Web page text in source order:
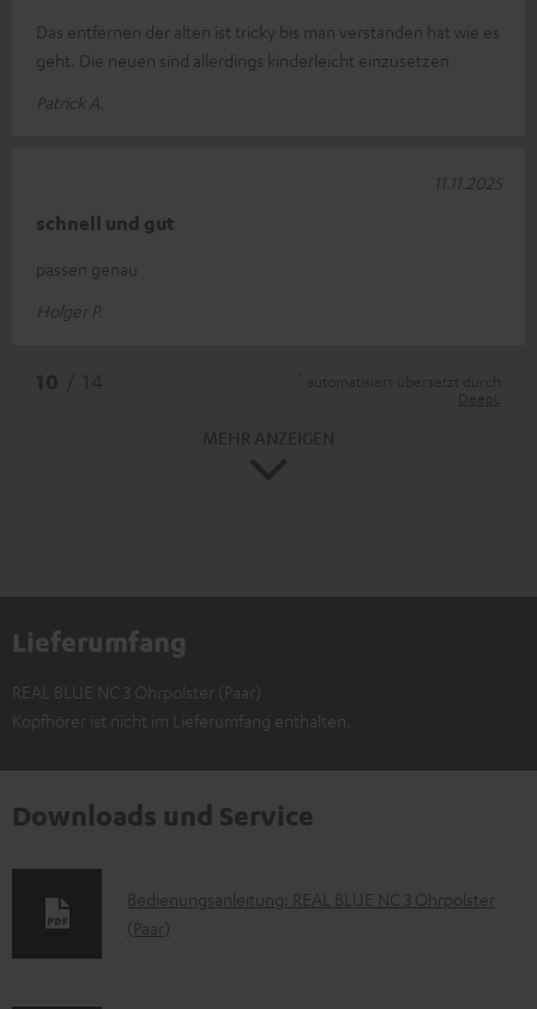
Das entfernen der alten ist tricky bis man verstanden hat wie es
geht. Die neuen sind allerdings kinderleicht einzusetzen
Patrick A.
schnell und gut
passen genau
Holger P.
11.11.2025
Lieferumfang
REAL BLUE NC 3 Ohrpolster (Paar)
Kopfhörer ist nicht im Lieferumfang enthalten.
Downloads und Service
D
o
Bedienungsanleitung: REAL BLUE NC 3 Ohrpolster
(Paar)